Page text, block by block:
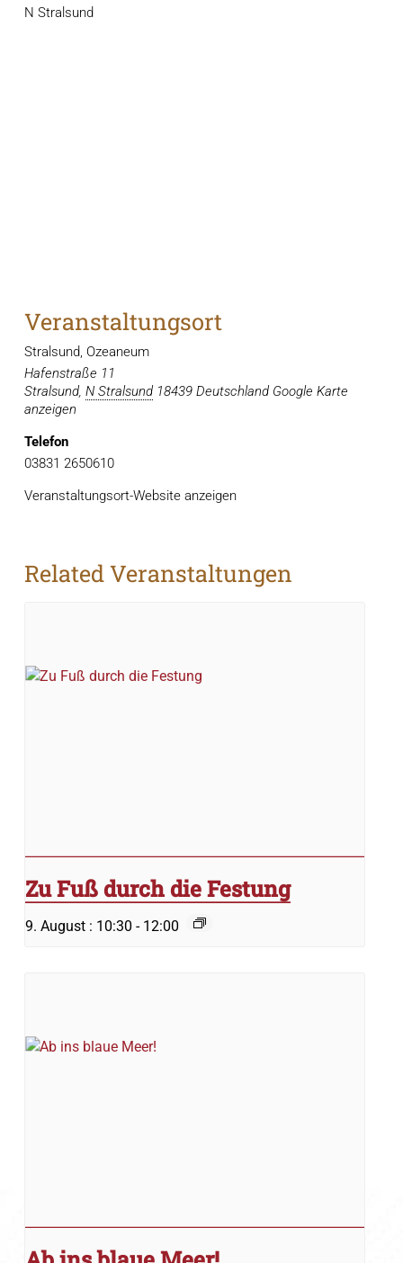
N Stralsund
Veranstaltungsort
Stralsund, Ozeaneum
Hafenstraße 11
Stralsund, N Stralsund 18439 Deutschland Google Karte
anzeigen
Telefon
03831 2650610
Veranstaltungsort-Website anzeigen
Related Veranstaltungen
Zu Fuß durch die Festung
9. August : 10:30 - 12:00